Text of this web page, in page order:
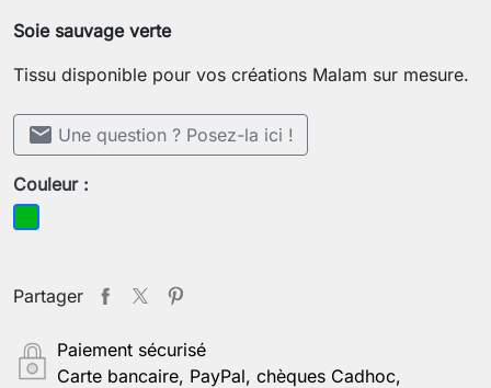
Soie sauvage verte
Tissu disponible pour vos créations Malam sur mesure.
mail Une question ? Posez-la ici !
Couleur :
Vert
Partager
Paiement sécurisé
Carte bancaire, PayPal, chèques Cadhoc,